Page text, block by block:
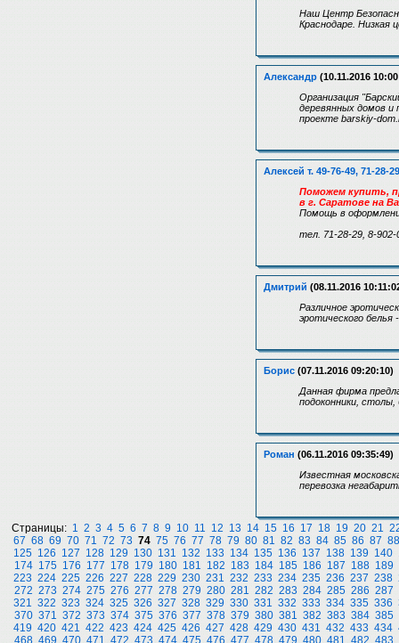
Наш Центр
Краснодаре. Низкая
Александр (10.11.2016
Организация
деревянных домов и
проекте barskiy-
Алексей т. 49-76-49, 71-28-29
Поможем купить,
в г. Саратове на
Помощь в
тел. 71-28-29, 8-902-
Дмитрий (08.11.2016
Различное
эротического
Борис (07.11.2016 09:20:10)
Данная фирма
подоконники,
Роман (06.11.2016 09:35:49)
Известная
перевозка
Страницы: 1 2 3 4 5 6 7 8 9 10 11 12 13 14 15 16 17 18 19 20 21
67 68 69 70 71 72 73 74 75 76 77 78 79 80 81 82 83 84 85 86 87 88
125 126 127 128 129 130 131 132 133 134 135 136 137 138 139 140
174 175 176 177 178 179 180 181 182 183 184 185 186 187 188 189
223 224 225 226 227 228 229 230 231 232 233 234 235 236 237 238
272 273 274 275 276 277 278 279 280 281 282 283 284 285 286 287
321 322 323 324 325 326 327 328 329 330 331 332 333 334 335 336
370 371 372 373 374 375 376 377 378 379 380 381 382 383 384 385
419 420 421 422 423 424 425 426 427 428 429 430 431 432 433 434